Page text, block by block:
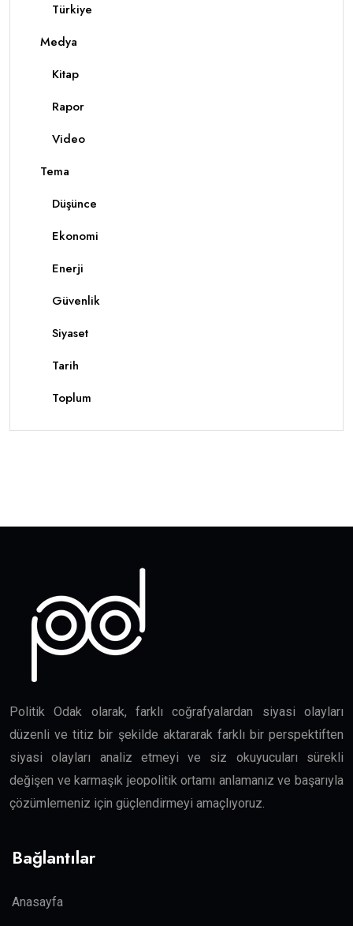
Türkiye
Medya
Kitap
Rapor
Video
Tema
Düşünce
Ekonomi
Enerji
Güvenlik
Siyaset
Tarih
Toplum
Politik Odak olarak, farklı coğrafyalardan siyasi olayları
düzenli ve titiz bir şekilde aktararak farklı bir perspektiften
siyasi olayları analiz etmeyi ve siz okuyucuları sürekli
değişen ve karmaşık jeopolitik ortamı anlamanız ve başarıyla
çözümlemeniz için güçlendirmeyi amaçlıyoruz.
Bağlantılar
Anasayfa